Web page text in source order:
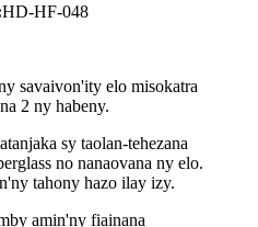
HD-HF-048
savaivon'ity elo misokatra
2 ny habeny.
sy taolan-tehezana
no nanaovana ny elo.
tahony hazo ilay izy.
amin'ny fiainana